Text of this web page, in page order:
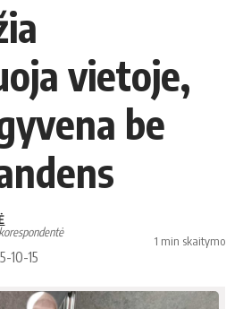
vietoje,
be
10-15
1 min skaitymo